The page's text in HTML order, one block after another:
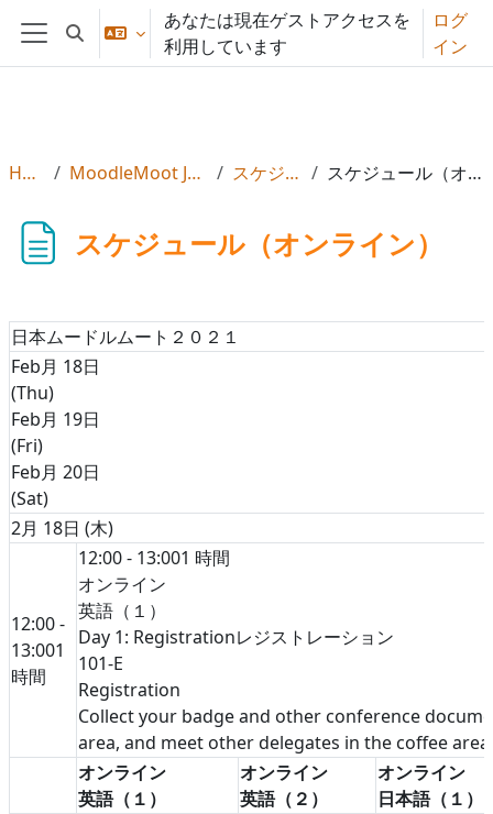
メインコンテンツへスキップする
サイドパネル
検索入力に切り替える
あなたは現在ゲストアクセスを
利用しています
ログ
イン
Home MoodleMoot Japan 2021 スケジュール スケジュール（オンライン）
スケジュール（オンライン）
日本ムードルムート２０２１
Feb月 18日
(Thu)
Feb月 19日
(Fri)
Feb月 20日
(Sat)
2月 18日 (木)
12:00 -
13:001
時間
12:00 - 13:001 時間
オンライン
英語（１）
Day 1: Registrationレジストレーション
101-E
Registration
Collect your badge and other conference
area, and meet other delegates in the coffee area.
オンライン
英語（１）
オンライン
英語（２）
オンライン
日本語（１）